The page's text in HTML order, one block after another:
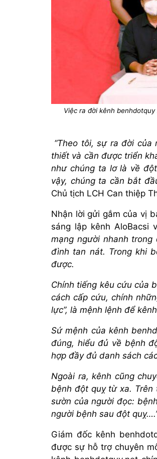
Việc ra đời kênh
“Theo tôi, sự ra đời
thiết và cần được triển
như chúng ta lơ là về
vậy, chúng ta cần bắt
Chủ tịch LCH Can thiệp
Nhận lời gửi gắm của vị
sáng lập kênh AloBacsi
mạng người nhanh
đình tan nát. Trong khi
được.
Chính tiếng kêu cứu của
cách cấp cứu, chính
lực”, là mệnh lệnh để
Sứ mệnh của kênh
đúng, hiểu đủ về bệnh
hợp đầy đủ danh sách
Ngoài ra, kênh cũng
bệnh đột quỵ từ xa.
sườn của người đọc:
người bệnh sau đột
Giám đốc kênh
được sự hỗ trợ chuyên